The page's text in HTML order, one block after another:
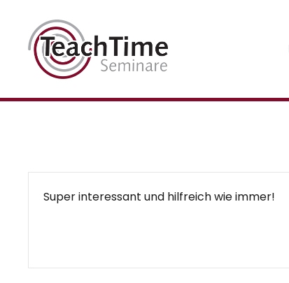
Super interessant und hilfreich wie immer!